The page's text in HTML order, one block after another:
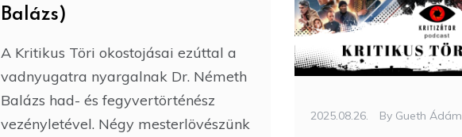
Balázs)
A Kritikus Töri okostojásai ezúttal a
vadnyugatra nyargalnak Dr. Németh
Balázs had- és fegyvertörténész
vezényletével. Négy mesterlövészünk
2025.08.26. By Gueth Ádám